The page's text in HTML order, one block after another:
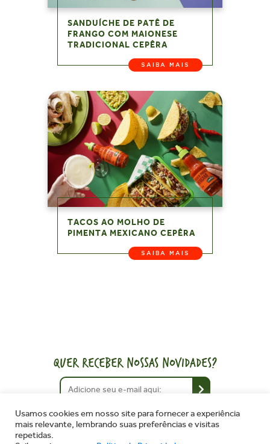
SANDUÍCHE DE PATÊ DE
FRANGO COM MAIONESE
TRADICIONAL CEPÊRA
SAIBA MAIS
TACOS AO MOLHO DE
PIMENTA MEXICANO CEPÊRA
SAIBA MAIS
QUER RECEBER NOSSAS NOVIDADES?
Usamos cookies em nosso site para fornecer a experiência
mais relevante, lembrando suas preferências e visitas
repetidas.